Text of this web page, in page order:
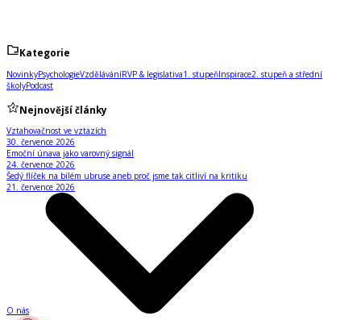
Kategorie
NovinkyPsychologieVzděláváníRVP & legislativa1. stupeňInspirace2. stupeň a střední
školyPodcast
Nejnovější články
Vztahovačnost ve vztazích
30. července 2026
Emoční únava jako varovný signál
24. července 2026
Šedý flíček na bílém ubruse aneb proč jsme tak citliví na kritiku
21. července 2026
O nás